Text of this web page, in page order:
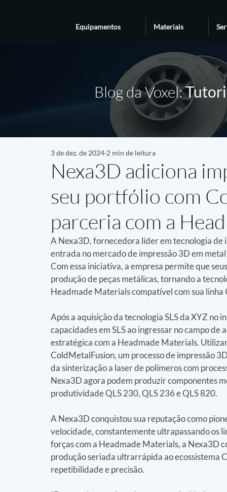
Equipamentos Materiais
Blog da Voxel:
Nexa3D adiciona
seu portfólio com
parceria com a
3 de dez. de 2024 2 min de leitura
A Nexa3D, fornecedora líder em tecnologia
entrada no mercado de impressão 3D em
Com essa iniciativa, a empresa permite que
produção de peças metálicas, tornando a
Headmade Materials compatível com sua linha
Após a aquisição da tecnologia SLS da XYZ no
capacidades em SLS ao ingressar no campo
estratégica com a Headmade Materials.
ColdMetalFusion, um processo de impressão
da sinterização a laser de polímeros com
Nexa3D agora podem produzir componentes
produtividade QLS 230, QLS 236 e QLS 820.
A Nexa3D conquistou sua reputação como
velocidade, constantemente ultrapassando os
forças com a Headmade Materials, a Nexa3D
produção seriada ultrarrápida ao ecossistema
repetibilidade e precisão.